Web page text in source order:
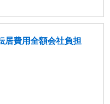
居費用全額会社負担